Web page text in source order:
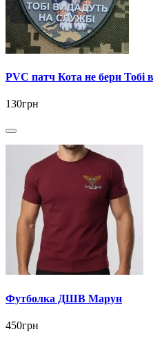
PVC патч Кота не бери Тобі
130грн
Футболка ДШВ Марун
450грн